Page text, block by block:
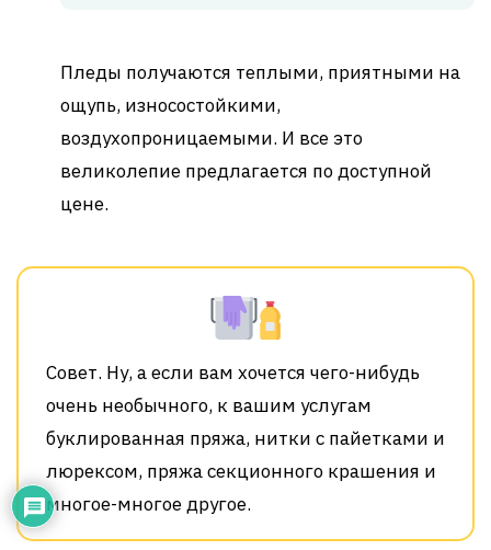
Пледы получаются теплыми, приятными на
ощупь, износостойкими,
воздухопроницаемыми. И все это
великолепие предлагается по доступной
цене.
Совет. Ну, а если вам хочется чего-нибудь
очень необычного, к вашим услугам
буклированная пряжа, нитки с пайетками и
люрексом, пряжа секционного крашения и
многое-многое другое.